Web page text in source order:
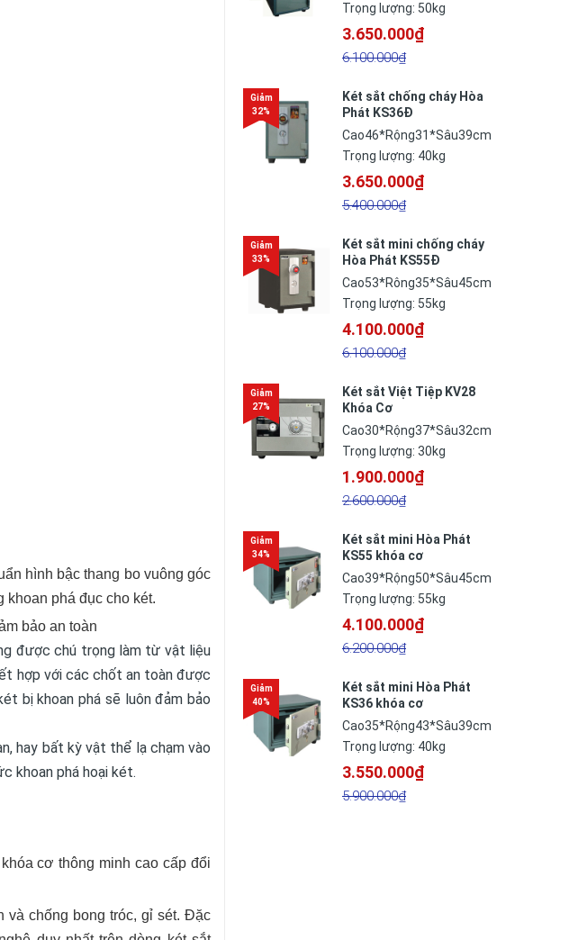
hình bậc thang bo vuông góc
khoan phá đục cho két.
bảo an toàn
được chú trọng làm từ vật liệu
hợp với các chốt an toàn được
bị khoan phá sẽ luôn đảm bảo
hay bất kỳ vật thể lạ chạm vào
khoan phá hoại két.
cơ thông minh cao cấp đổi
chống bong tróc, gỉ sét. Đặc
Trọng lượng: 50kg
3.650.000₫
6.100.000₫
Két sắt chống cháy Hòa
Phát KS36Đ
Cao46*Rộng31*Sâu39cm
Trọng lượng: 40kg
3.650.000₫
5.400.000₫
Két sắt mini chống cháy
Hòa Phát KS55Đ
Cao53*Rông35*Sâu45cm
Trọng lượng: 55kg
4.100.000₫
6.100.000₫
Két sắt Việt Tiệp KV28
Khóa Cơ
Cao30*Rộng37*Sâu32cm
Trọng lượng: 30kg
1.900.000₫
2.600.000₫
Két sắt mini Hòa Phát
KS55 khóa cơ
Cao39*Rộng50*Sâu45cm
Trọng lượng: 55kg
4.100.000₫
6.200.000₫
Két sắt mini Hòa Phát
KS36 khóa cơ
Cao35*Rộng43*Sâu39cm
Trọng lượng: 40kg
3.550.000₫
5.900.000₫